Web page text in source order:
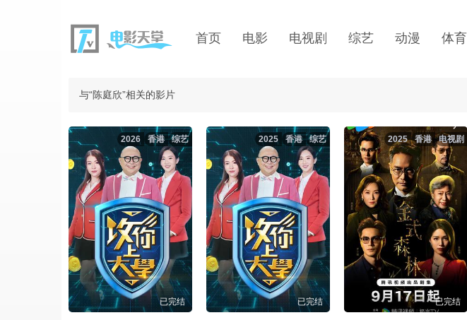
首页 电影 电视剧 综艺 动漫 体育
与“陈庭欣”相关的影片
综艺
香港
2026
已完结
综艺
香港
2025
已完结
电视剧
香港
2025
已完结